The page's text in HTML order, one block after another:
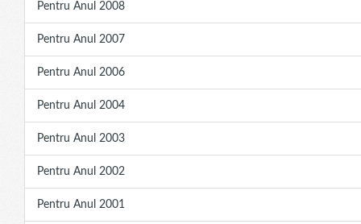
Pentru Anul 2008
Pentru Anul 2007
Pentru Anul 2006
Pentru Anul 2004
Pentru Anul 2003
Pentru Anul 2002
Pentru Anul 2001